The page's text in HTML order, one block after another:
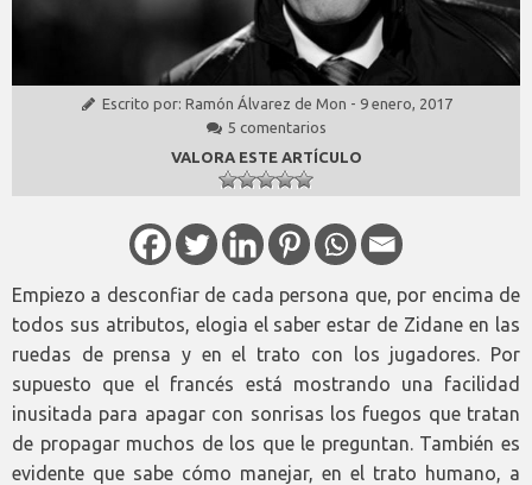
Escrito por: Ramón Álvarez de Mon - 9 enero, 2017
5 comentarios
VALORA ESTE ARTÍCULO
Empiezo a desconfiar de cada persona que, por encima de
todos sus atributos, elogia el saber estar de Zidane en las
ruedas de prensa y en el trato con los jugadores. Por
supuesto que el francés está mostrando una facilidad
inusitada para apagar con sonrisas los fuegos que tratan
de propagar muchos de los que le preguntan. También es
evidente que sabe cómo manejar, en el trato humano, a